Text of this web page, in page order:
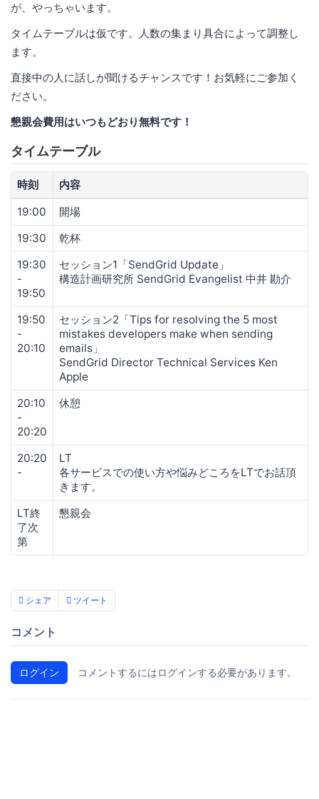
が、やっちゃいます。
タイムテーブルは仮です。人数の集まり具合によって調整し
ます。
直接中の人に話しが聞けるチャンスです！お気軽にご参加く
ださい。
懇親会費用はいつもどおり無料です！
タイムテーブル
時刻
内容
19:00
開場
19:30
乾杯
19:30
-
19:50
セッション1「SendGrid Update」
構造計画研究所 SendGrid Evangelist 中井 勘介
19:50
-
20:10
セッション2「Tips for resolving the 5 most
mistakes developers make when sending
emails」
SendGrid Director Technical Services Ken
Apple
20:10
-
20:20
休憩
20:20
-
LT
各サービスでの使い方や悩みどころをLTでお話頂
きます。
LT終
了次
第
懇親会
シェア ツイート
コメント
ログイン コメントするにはログインする必要があります。